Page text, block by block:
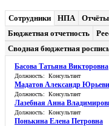
Сотрудники НПА Отчёты
Бюджетная отчетность
Сводная бюджетная
Басова Татьяна Викторовна
Должность: Консультант
Мадатов Александр
Должность: Консультант
Лазебная Анна
Должность: Консультант
Понькина Елена Петровна